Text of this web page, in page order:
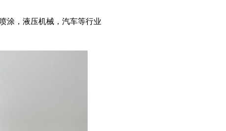
涂，液压机械，汽车等行业